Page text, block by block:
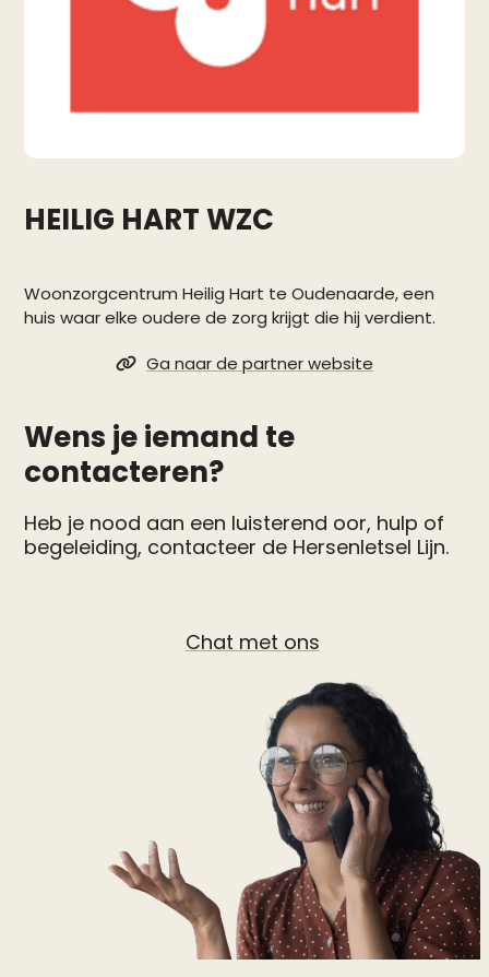
HEILIG HART WZC
Woonzorgcentrum Heilig Hart te Oudenaarde, een
huis waar elke oudere de zorg krijgt die hij verdient.
Ga naar de partner website
Wens je iemand te
contacteren?
Heb je nood aan een luisterend oor, hulp of
begeleiding, contacteer de Hersenletsel Lijn.
Chat met ons